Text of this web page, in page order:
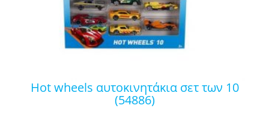
hot wheels αυτοκινητάκια σετ των 10
(54886)